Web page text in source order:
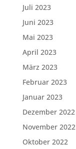
Juli 2023
Juni 2023
Mai 2023
April 2023
März 2023
Februar 2023
Januar 2023
Dezember 2022
November 2022
Oktober 2022